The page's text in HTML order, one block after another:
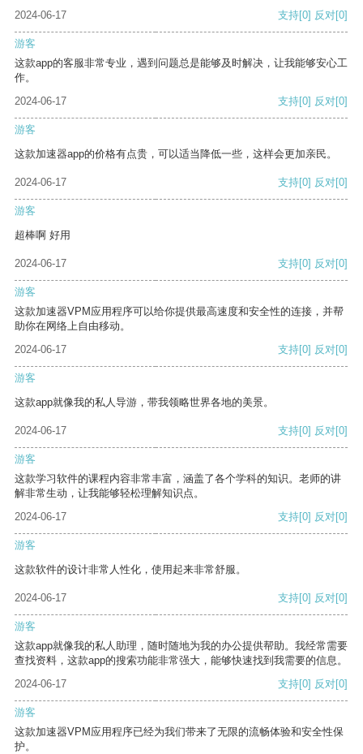
2024-06-17 支持[0] 反对[0]
游客
这款app的客服非常专业，遇到问题总是能够及时解决，让我能够安心工
作。
2024-06-17
支持[0] 反对[0]
游客
这款加速器app的价格有点贵，可以适当降低一些，这样会更加亲民。
2024-06-17 支持[0] 反对[0]
游客
超棒啊 好用
2024-06-17 支持[0] 反对[0]
游客
这款加速器VPM应用程序可以给你提供最高速度和安全性的连接，并帮
助你在网络上自由移动。
2024-06-17
支持[0] 反对[0]
游客
这款app就像我的私人导游，带我领略世界各地的美景。
2024-06-17 支持[0] 反对[0]
游客
这款学习软件的课程内容非常丰富，涵盖了各个学科的知识。老师的讲
解非常生动，让我能够轻松理解知识点。
2024-06-17
支持[0] 反对[0]
游客
这款软件的设计非常人性化，使用起来非常舒服。
2024-06-17 支持[0] 反对[0]
游客
这款app就像我的私人助理，随时随地为我的办公提供帮助。我经常需要
查找资料，这款app的搜索功能非常强大，能够快速找到我需要的信息。
2024-06-17
支持[0] 反对[0]
游客
这款加速器VPM应用程序已经为我们带来了无限的流畅体验和安全性保
护。